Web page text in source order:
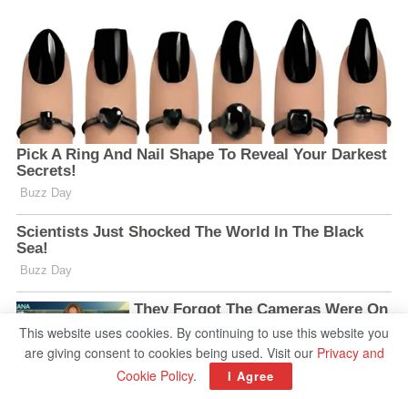
This website uses cookies. By continuing to use this website you
are giving consent to cookies being used. Visit our Privacy and
Cookie Policy. I Agree